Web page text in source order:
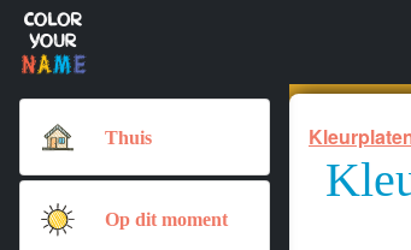
Thuis
Op dit moment